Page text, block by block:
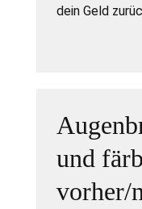
dein Geld
und
vorher/